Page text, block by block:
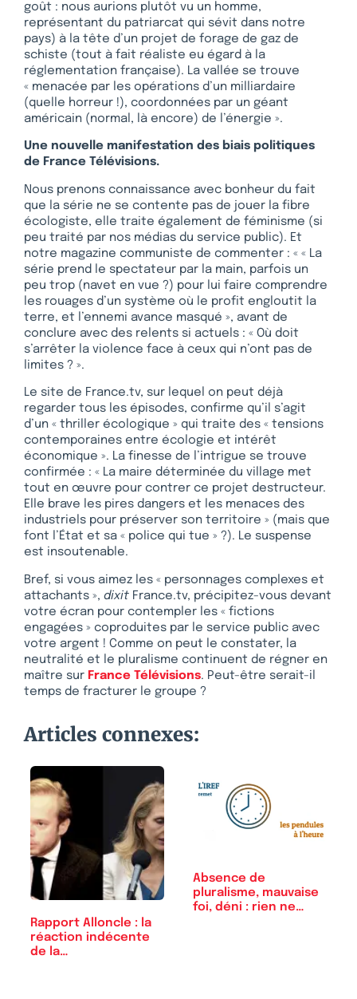
goût : nous aurions plutôt vu un homme,
représentant du patriarcat qui sévit dans notre
pays) à la tête d’un projet de forage de gaz de
schiste (tout à fait réaliste eu égard à la
réglementation française). La vallée se trouve
« menacée par les opérations d’un milliardaire
(quelle horreur !), coordonnées par un géant
américain (normal, là encore) de l’énergie ».
Une nouvelle manifestation des biais politiques
de France Télévisions.
Nous prenons connaissance avec bonheur du fait
que la série ne se contente pas de jouer la fibre
écologiste, elle traite également de féminisme (si
peu traité par nos médias du service public). Et
notre magazine communiste de commenter : « « La
série prend le spectateur par la main, parfois un
peu trop (navet en vue ?) pour lui faire comprendre
les rouages d’un système où le profit engloutit la
terre, et l’ennemi avance masqué », avant de
conclure avec des relents si actuels : « Où doit
s’arrêter la violence face à ceux qui n’ont pas de
limites ? ».
Le site de France.tv, sur lequel on peut déjà
regarder tous les épisodes, confirme qu’il s’agit
d’un « thriller écologique » qui traite des « tensions
contemporaines entre écologie et intérêt
économique ». La finesse de l’intrigue se trouve
confirmée : « La maire déterminée du village met
tout en œuvre pour contrer ce projet destructeur.
Elle brave les pires dangers et les menaces des
industriels pour préserver son territoire » (mais que
font l’État et sa « police qui tue » ?). Le suspense
est insoutenable.
Bref, si vous aimez les « personnages complexes et
attachants », dixit France.tv, précipitez-vous devant
votre écran pour contempler les « fictions
engagées » coproduites par le service public avec
votre argent ! Comme on peut le constater, la
neutralité et le pluralisme continuent de régner en
maître sur France Télévisions. Peut-être serait-il
temps de fracturer le groupe ?
Articles connexes:
Rapport Alloncle : la
réaction indécente
de la…
Absence de
pluralisme, mauvaise
foi, déni : rien ne…